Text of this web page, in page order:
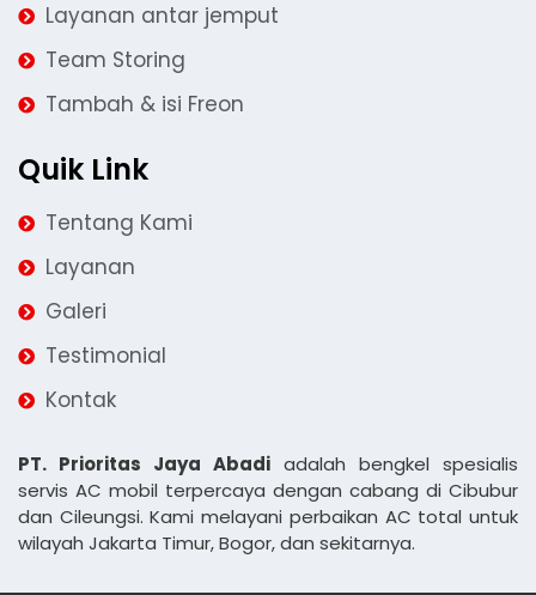
Layanan antar jemput
Team Storing
Tambah & isi Freon
Quik Link
Tentang Kami
Layanan
Galeri
Testimonial
Kontak
PT. Prioritas Jaya Abadi adalah bengkel spesialis
servis AC mobil terpercaya dengan cabang di Cibubur
dan Cileungsi. Kami melayani perbaikan AC total untuk
wilayah Jakarta Timur, Bogor, dan sekitarnya.